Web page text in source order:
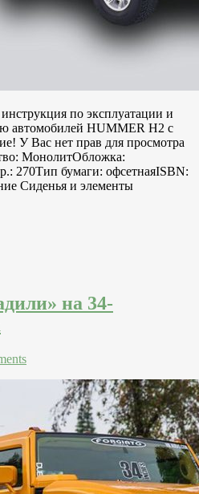
по эксплуатации и
автомобилей HUMMER H2 с
У Вас нет прав для просмотра
МонолитОбложка:
270Тип бумаги: офсетнаяISBN:
Сиденья и элементы
на 34-